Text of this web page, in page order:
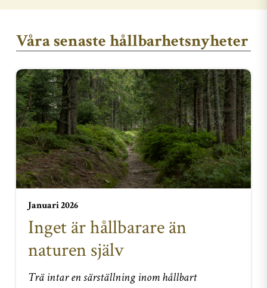
Våra senaste hållbarhetsnyheter
Januari 2026
Inget är hållbarare än
naturen själv
Trä intar en särställning inom hållbart